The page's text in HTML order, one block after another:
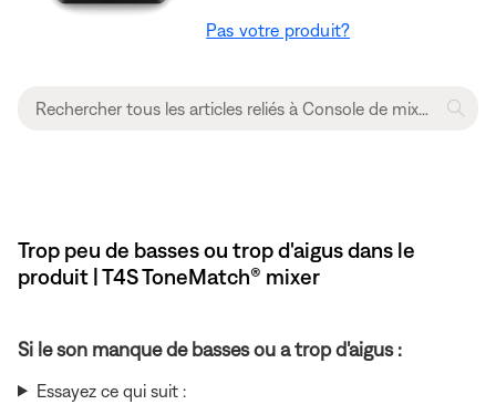
Pas votre produit?
Trop peu de basses ou trop d'aigus dans le
produit | T4S ToneMatch® mixer
Si le son manque de basses ou a trop d'aigus :
Essayez ce qui suit :